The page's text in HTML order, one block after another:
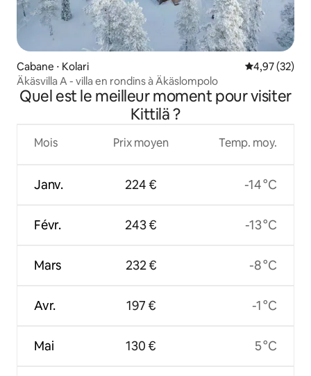
Cabane ⋅ Kolari Évaluation
4,97 (32)
Äkäsvilla A - villa en rondins à Äkäslompolo
Quel est le meilleur moment pour visiter
Kittilä ?
Mois
Janv.
Févr.
Mars
Avr.
Mai
Prix moyen
224 €
243 €
232 €
197 €
130 €
Temp. moy.
-14 °C
-13 °C
-8 °C
-1 °C
5 °C